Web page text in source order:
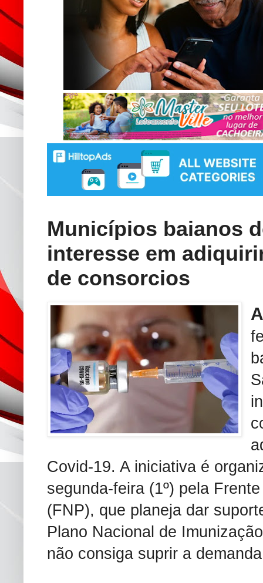
Municípios baianos
interesse em
de consorcios
Covid-19. A iniciativa é
segunda-feira (1º) pela
(FNP), que planeja dar
Plano Nacional de
não consiga suprir a